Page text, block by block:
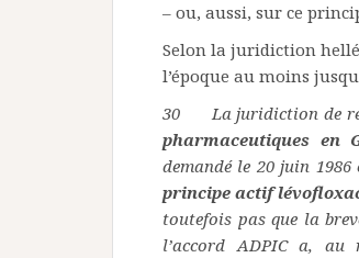
– ou, aussi, sur ce
Selon la juridiction
l’époque au moins
30 La juridiction de
pharmaceutiques en
demandé le 20 juin
principe actif
toutefois pas que la
l’accord ADPIC a, au